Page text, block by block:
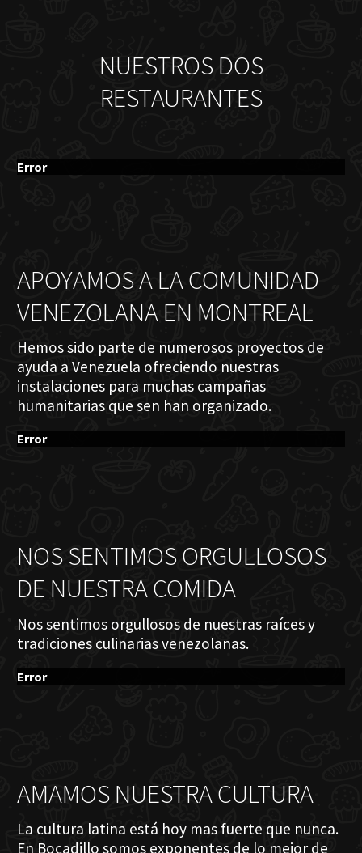
NUESTROS DOS
RESTAURANTES
Error
APOYAMOS A LA COMUNIDAD
VENEZOLANA EN MONTREAL
Hemos sido parte de numerosos proyectos de
ayuda a Venezuela ofreciendo nuestras
instalaciones para muchas campañas
humanitarias que sen han organizado.
Error
NOS SENTIMOS ORGULLOSOS
DE NUESTRA COMIDA
Nos sentimos orgullosos de nuestras raíces y
tradiciones culinarias venezolanas.
Error
AMAMOS NUESTRA CULTURA
La cultura latina está hoy mas fuerte que nunca.
En Bocadillo somos exponentes de lo mejor de